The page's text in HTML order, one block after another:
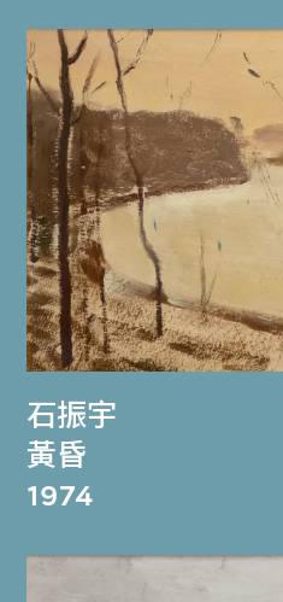
石振宇
黃昏
1974